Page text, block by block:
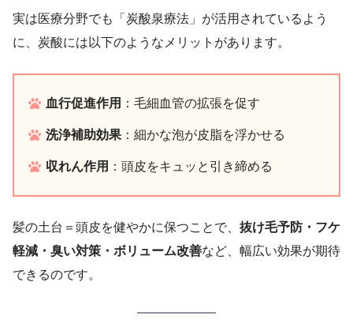
実は医療分野でも「炭酸泉療法」が活用されているよう
に、炭酸には以下のようなメリットがあります。
血行促進作用 ：毛細血管の拡張を促す
洗浄補助効果 ：細かな泡が皮脂を浮かせる
収れん作用 ：頭皮をキュッと引き締める
髪の土台＝頭皮を健やかに保つことで、 抜け毛予防・フケ
軽減・臭い対策・ボリューム改善など、幅広い効果が期待
できるのです。